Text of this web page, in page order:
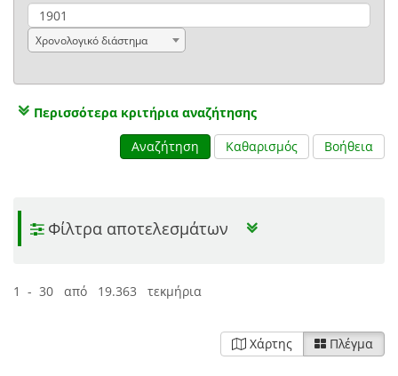
Χρονολογικό διάστημα
Περισσότερα κριτήρια αναζήτησης
Αναζήτηση
Καθαρισμός Βοήθεια
Φίλτρα αποτελεσμάτων
1 - 30 από 19.363 τεκμήρια
Χάρτης Πλέγμα